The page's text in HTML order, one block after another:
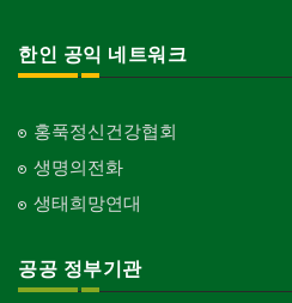
한인 공익 네트워크
홍푹정신건강협회
생명의전화
생태희망연대
공공 정부기관